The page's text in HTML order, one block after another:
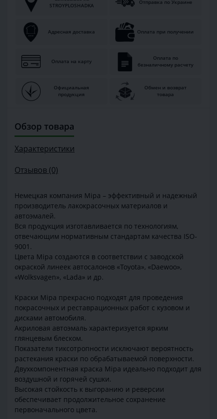
STROYPLOSHADKA
Отправка по Украине
Адресная доставка Оплата при получении
Оплата на карту
Оплата по
безналичному расчету
Официальная
продукция
Обмен и возврат
товара
Обзор товара
Характеристики
Отзывов (0)
Немецкая компания Mipa – эффективный и надежный
производитель лакокрасочных материалов и
автоэмалей.
Вся продукция изготавливается по технологиям,
отвечающим нормативным стандартам качества ISO-
9001.
Цвета Mipa создаются в соответствии с заводской
окраской линеек автосалонов «Toyota», «Daewoo»,
«Wolksvagen», «Lada» и др.
Краски Mipa прекрасно подходят для проведения
покрасочных и реставрационных работ с кузовом и
дисками автомобиля.
Акриловая автоэмаль характеризуется ярким
глянцевым блеском.
Показатели тиксотропности исключают вероятность
растекания краски по обрабатываемой поверхности.
Двухкомпонентная краска Mipa идеально подходит для
воздушной и горячей сушки.
Высокая стойкость к выгоранию и реверсии
обеспечивает продолжительное сохранение
первоначального цвета.